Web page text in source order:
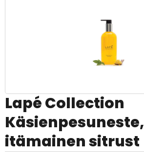
Lapé Collection
Käsienpesuneste,
itämainen sitrust